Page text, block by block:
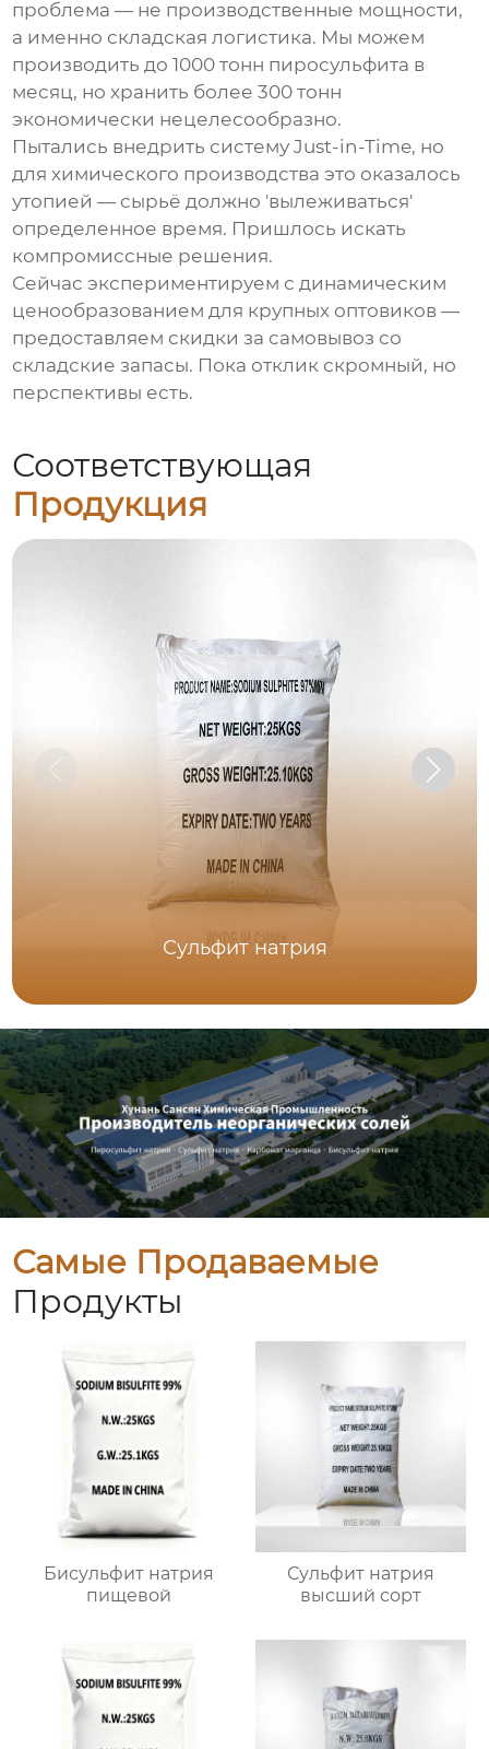
проблема — не производственные мощности,
а именно складская логистика. Мы можем
производить до 1000 тонн пиросульфита в
месяц, но хранить более 300 тонн
экономически нецелесообразно.
Пытались внедрить систему Just-in-Time, но
для химического производства это оказалось
утопией — сырьё должно 'вылеживаться'
определенное время. Пришлось искать
компромиссные решения.
Сейчас экспериментируем с динамическим
ценообразованием для крупных оптовиков —
предоставляем скидки за самовывоз со
складские запасы. Пока отклик скромный, но
перспективы есть.
Соответствующая
Продукция
Сульфит натрия
Самые Продаваемые
Продукты
Бисульфит натрия
пищевой
Сульфит натрия
высший сорт